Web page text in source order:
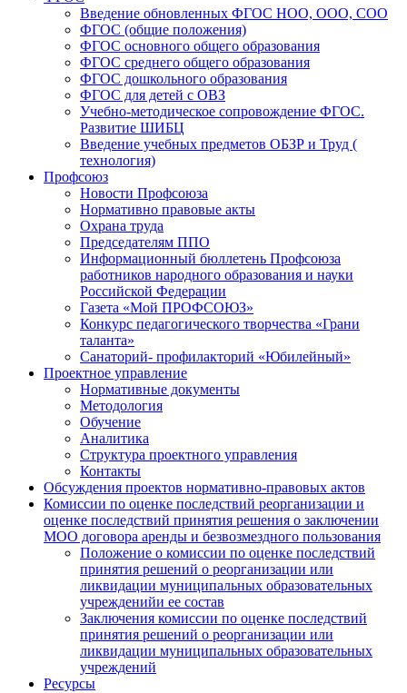
Введение обновленных ФГОС НОО, ООО, СОО
ФГОС (общие положения)
ФГОС основного общего образования
ФГОС среднего общего образования
ФГОС дошкольного образования
ФГОС для детей с ОВЗ
Учебно-методическое сопровождение ФГОС.
Развитие ШИБЦ
Введение учебных предметов ОБЗР и Труд (
технология)
Профсоюз
Новости Профсоюза
Нормативно правовые акты
Охрана труда
Председателям ППО
Информационный бюллетень Профсоюза
работников народного образования и науки
Российской Федерации
Газета «Мой ПРОФСОЮЗ»
Конкурс педагогического творчества «Грани
таланта»
Санаторий- профилакторий «Юбилейный»
Проектное управление
Нормативные документы
Методология
Обучение
Аналитика
Структура проектного управления
Контакты
Обсуждения проектов нормативно-правовых актов
Комиссии по оценке последствий реорганизации и
оценке последствий принятия решения о заключении
МОО договора аренды и безвозмездного пользования
Положение о комиссии по оценке последствий
принятия решений о реорганизации или
ликвидации муниципальных образовательных
учрежденийи ее состав
Заключения комиссии по оценке последствий
принятия решений о реорганизации или
ликвидации муниципальных образовательных
учреждений
Ресурсы